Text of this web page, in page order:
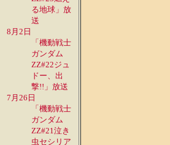
る地球」放
送
8月2日
「機動戦士
ガンダム
ZZ#22ジュ
ドー、出
撃!!」放送
7月26日
「機動戦士
ガンダム
ZZ#21泣き
虫セシリア